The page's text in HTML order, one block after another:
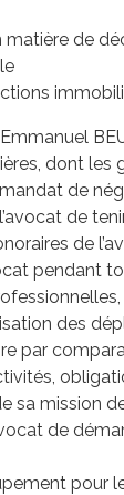
matière de
dont les
de
de
de
pendant
des
par
sa mission
de
pour